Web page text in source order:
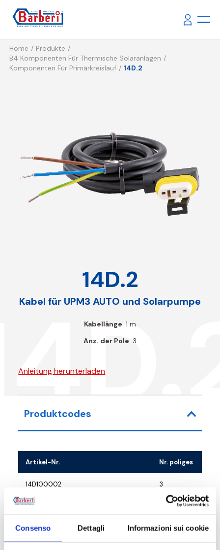
Consenso Dettagli Informazioni sui cookie
Home
Produkte
B4 Komponenten Für Thermische Solaranlagen
Komponenten Für Primärkreislauf
14D.2
14D.2
Kabel für UPM3 AUTO und Solarpumpe
Kabellänge: 1 m
Anz. der Pole: 3
Anleitung herunterladen
Produktcodes
Artikel-Nr. Nr. poliges
14D100002 3
Beschreibung